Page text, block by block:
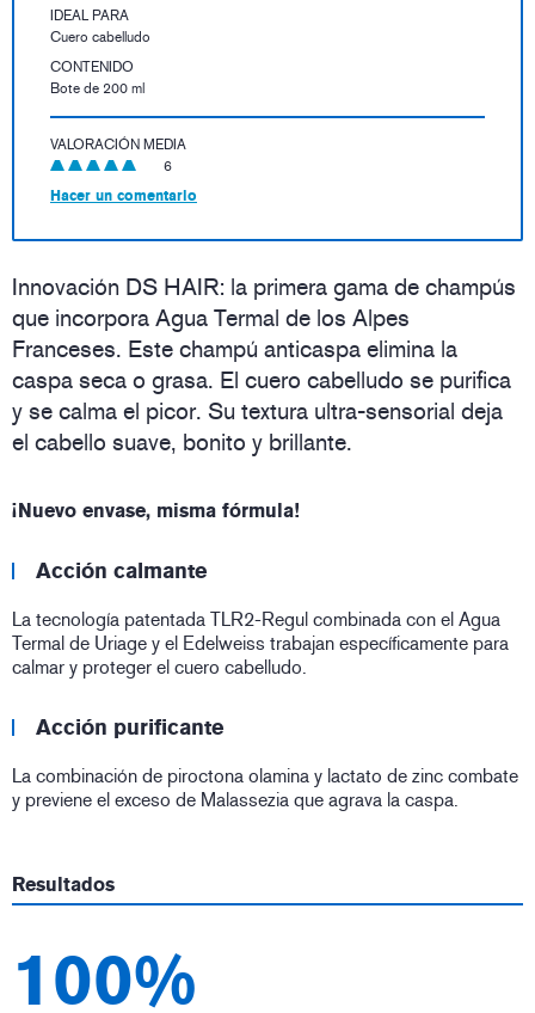
IDEAL PARA
Cuero cabelludo
CONTENIDO
Bote de 200 ml
VALORACIÓN MEDIA
6
Hacer un comentario
Innovación DS HAIR: la primera gama de champús
que incorpora Agua Termal de los Alpes
Franceses. Este champú anticaspa elimina la
caspa seca o grasa. El cuero cabelludo se purifica
y se calma el picor. Su textura ultra-sensorial deja
el cabello suave, bonito y brillante.
¡Nuevo envase, misma fórmula!
Acción calmante
La tecnología patentada TLR2-Regul combinada con el Agua
Termal de Uriage y el Edelweiss trabajan específicamente para
calmar y proteger el cuero cabelludo.
Acción purificante
La combinación de piroctona olamina y lactato de zinc combate
y previene el exceso de Malassezia que agrava la caspa.
Resultados
100%